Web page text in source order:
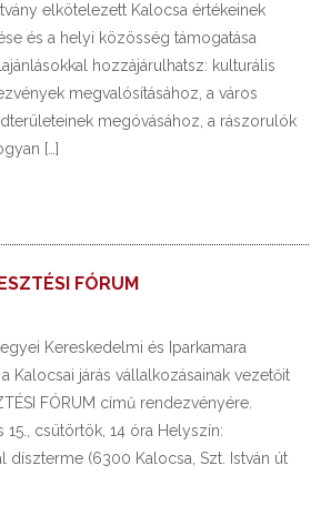
elkötelezett Kalocsa értékeinek
és a helyi közösség támogatása
hozzájárulhatsz: kulturális
megvalósításához, a város
megóvásához, a rászorulók
[…]
FÓRUM
Kereskedelmi és Iparkamara
Kalocsai járás vállalkozásainak vezetőit
FÓRUM című rendezvényére.
15., csütörtök, 14 óra Helyszín:
díszterme (6300 Kalocsa, Szt. István út